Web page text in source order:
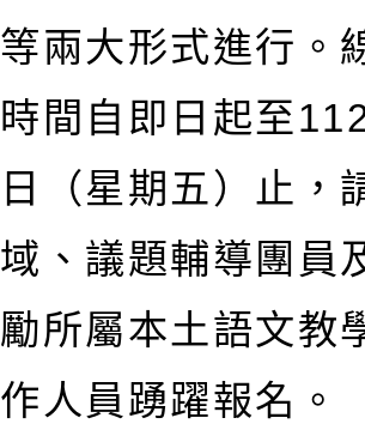
等兩大形式進行。
時間自即日起至
日（星期五）止，
域、議題輔導團員
勵所屬本土語文教
作人員踴躍報名。